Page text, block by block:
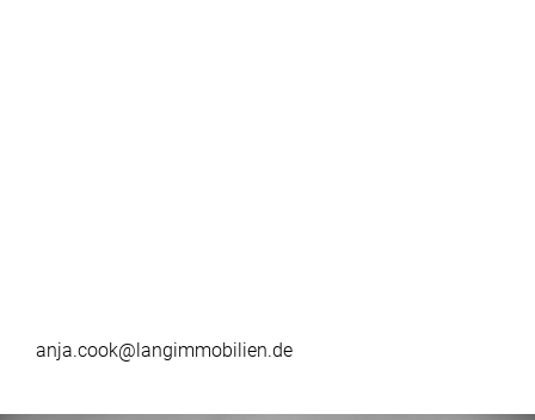
anja.cook@langimmobilien.de